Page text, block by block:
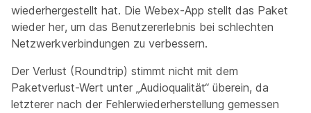
wiederhergestellt hat. Die Webex-App stellt das Paket
wieder her, um das Benutzererlebnis bei schlechten
Netzwerkverbindungen zu verbessern.
Der Verlust (Roundtrip) stimmt nicht mit dem
Paketverlust-Wert unter „Audioqualität“ überein, da
letzterer nach der Fehlerwiederherstellung gemessen